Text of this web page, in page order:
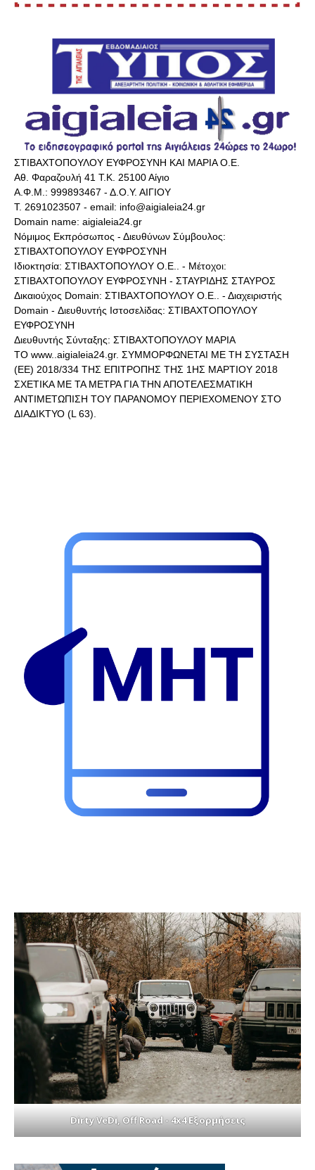
ΣΤΙΒΑΧΤΟΠΟΥΛΟΥ ΕΥΦΡΟΣΥΝΗ ΚΑΙ ΜΑΡΙΑ Ο.Ε.
Αθ. Φαραζουλή 41 Τ.Κ. 25100 Αίγιο
Α.Φ.Μ.: 999893467 - Δ.Ο.Υ. ΑΙΓΙΟΥ
Τ. 2691023507 - email: info@aigialeia24.gr
Domain name: aigialeia24.gr
Νόμιμος Εκπρόσωπος - Διευθύνων Σύμβουλος:
ΣΤΙΒΑΧΤΟΠΟΥΛΟΥ ΕΥΦΡΟΣΥΝΗ
Ιδιοκτησία: ΣΤΙΒΑΧΤΟΠΟΥΛΟΥ Ο.Ε.. - Μέτοχοι:
ΣΤΙΒΑΧΤΟΠΟΥΛΟΥ ΕΥΦΡΟΣΥΝΗ - ΣΤΑΥΡΙΔΗΣ ΣΤΑΥΡΟΣ
Δικαιούχος Domain: ΣΤΙΒΑΧΤΟΠΟΥΛΟΥ Ο.Ε.. - Διαχειριστής
Domain - Διευθυντής Ιστοσελίδας: ΣΤΙΒΑΧΤΟΠΟΥΛΟΥ
ΕΥΦΡΟΣΥΝΗ
Διευθυντής Σύνταξης: ΣΤΙΒΑΧΤΟΠΟΥΛΟΥ ΜΑΡΙΑ
ΤΟ www..aigialeia24.gr. ΣΥΜΜΟΡΦΩΝΕΤΑΙ ΜΕ ΤΗ ΣΥΣΤΑΣΗ
(ΕΕ) 2018/334 ΤΗΣ ΕΠΙΤΡΟΠΗΣ ΤΗΣ 1ΗΣ ΜΑΡΤΙΟΥ 2018
ΣΧΕΤΙΚΑ ΜΕ ΤΑ ΜΕΤΡΑ ΓΙΑ ΤΗΝ ΑΠΟΤΕΛΕΣΜΑΤΙΚΗ
ΑΝΤΙΜΕΤΩΠΙΣΗ ΤΟΥ ΠΑΡΑΝΟΜΟΥ ΠΕΡΙΕΧΟΜΕΝΟΥ ΣΤΟ
ΔΙΑΔΙΚΤΥΟ (L 63).
Dirty VeDi, Off Road - 4x4 Εξορμήσεις